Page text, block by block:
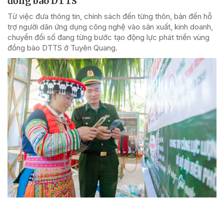
Từ việc đưa thông tin, chính sách đến từng thôn, bản đến hỗ
trợ người dân ứng dụng công nghệ vào sản xuất, kinh doanh,
chuyển đổi số đang từng bước tạo động lực phát triển vùng
đồng bào DTTS ở Tuyên Quang.